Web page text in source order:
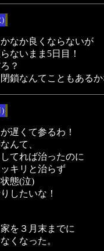
)
なか良くならないが
ないまま5日目！
？
鎖なんてこともある
)
遅くて参るわ！
んて、
てれば治ったのに
キリと治らず
態(泣)
したいな！
を３月末までに
くなった。